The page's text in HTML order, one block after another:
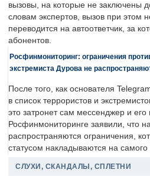
вызовы, на которые не заключены
словам экспертов, вызов при этом
переводится на автоответчик, за
абонентов.
Росфинмониторинг: ограничения
экстремиста Дурова не
После того, как основателя
в список террористов и
это затронет сам мессенджер и его
Росфинмониторинге заявили, что
распространяются ограничения,
статусом накладываются на
СЛУХИ, СКАНДАЛЫ, СПЛЕТНИ